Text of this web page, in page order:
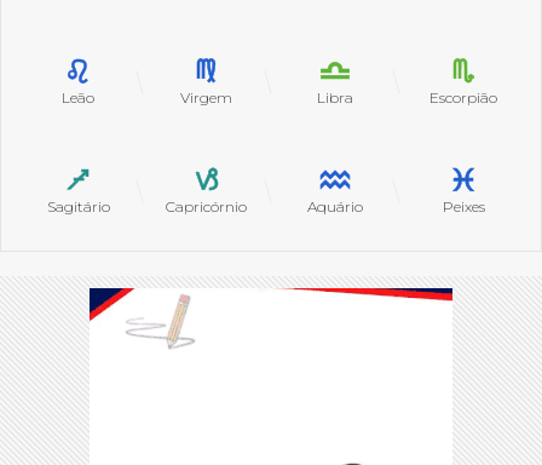
Leão Virgem Libra Escorpião
Sagitário Capricórnio Aquário Peixes